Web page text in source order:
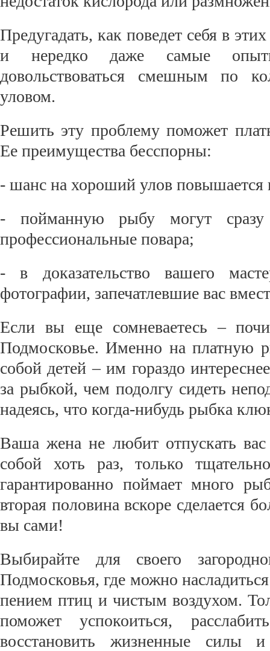
Предугадать, как поведет себя в
и нередко даже самые
довольствоваться смешным по
уловом.
Решить эту проблему поможет
Ее преимущества бесспорны:
- шанс на хороший улов повышается
- пойманную рыбу могут
профессиональные повара;
- в доказательство вашего
фотографии, запечатлевшие вас
Если вы еще сомневаетесь –
Подмосковье. Именно на платную
собой детей – им гораздо
за рыбкой, чем подолгу сидеть
надеясь, что когда-нибудь рыбка
Ваша жена не любит отпускать
собой хоть раз, только
гарантированно поймает много
вторая половина вскоре сделается
вы сами!
Выбирайте для своего
Подмосковья, где можно
пением птиц и чистым воздухом.
поможет успокоиться,
восстановить жизненные силы и